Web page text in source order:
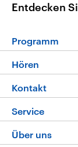
Entdecken
Programm
Die
Neue
Hören
Podcasts
Kontakt
Service
FAQ
Über uns